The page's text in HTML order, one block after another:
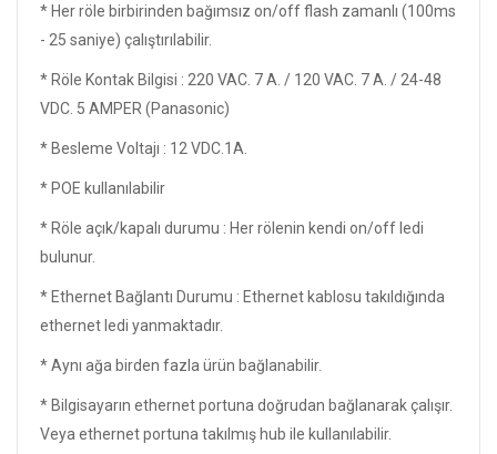
* Her röle birbirinden bağımsız on/off flash zamanlı (100ms
- 25 saniye) çalıştırılabilir.
* Röle Kontak Bilgisi : 220 VAC. 7 A. / 120 VAC. 7 A. / 24-48
VDC. 5 AMPER (Panasonic)
* Besleme Voltajı : 12 VDC.1A.
* POE kullanılabilir
* Röle açık/kapalı durumu : Her rölenin kendi on/off ledi
bulunur.
* Ethernet Bağlantı Durumu : Ethernet kablosu takıldığında
ethernet ledi yanmaktadır.
* Aynı ağa birden fazla ürün bağlanabilir.
* Bilgisayarın ethernet portuna doğrudan bağlanarak çalışır.
Veya ethernet portuna takılmış hub ile kullanılabilir.